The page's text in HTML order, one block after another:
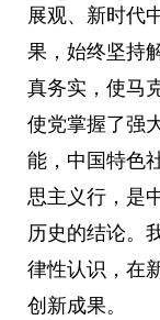
展观、新时代
果，始终坚持
真务实，使马
使党掌握了强
能，中国特色
思主义行，是
历史的结论。
律性认识，在
创新成果。